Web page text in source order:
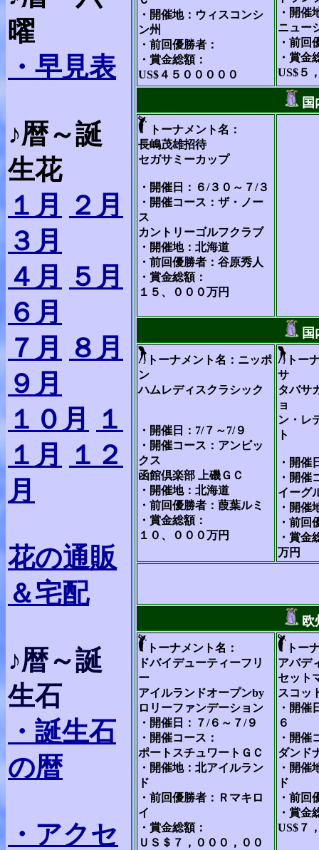
曜
・早見表
♪暦～誕
生花
１月
２月
３月
４月
５月
６月
７月
８月
９月
１０月
１
１月
１２
月
花の通販
＆宅配
♪暦～誕
生石
・誕生石
の暦
・ アクセ
・開催地：ウィスコンシ
ン州
・前回優勝者：
・賞金総額：
US$４５０００００
・開催
ニュー
・前回
・賞金
US$５
トーナメント名：
長嶋茂雄招待
セガサミーカップ
・開催日：６/３０～７/３
・開催コース：ザ・ノー
ス
カントリーゴルフクラブ
・開催地：北海道
・前回優勝者：谷原秀人
・賞金総額：
１５、０００万円
トーナメント名：ニッポ
ン
ハムレディスクラシック
・開催日：7/７～7/９
・開催コース：アンビッ
クス
函館倶楽部 上磯ＧＣ
・開催地：北海道
・前回優勝者：葭葉ルミ
・賞金総額：
１０、０００万円
トー
サ
タバサ
ョ
ン・レ
ト
・開催
・開催
イーグ
・開催
・前回
・賞金
万円
トーナメント名：
ドバイデューティーフリ
ー
アイルランドオープンby
ロリーファンデーション
・開催日：７/６～７/９
・開催コース：
ポートスチュワートＧＣ
・開催地：北アイルラン
ド
・前回優勝者：Ｒマキロ
イ
・賞金総額：
ＵＳ＄７，０００，００
トー
アバデ
セット
スコッ
・開催
６
・開催
ダンド
・開催
ド
・前回
・賞金
US$７